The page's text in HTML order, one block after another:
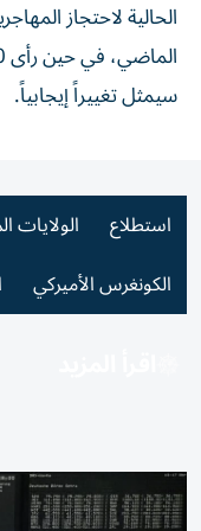
الحالية ​لاحتجاز
سيمثل ⁠تغييراً إيجابياً.
استطلاع الولايات
الكونغرس الأميركي